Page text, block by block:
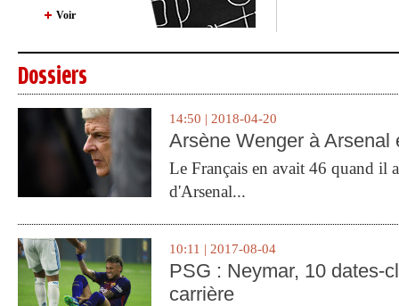
Voir
Dossiers
14:50 | 2018-04-20
Arsène Wenger à Arsenal
Le Français en avait 46 quand il
d'Arsenal...
10:11 | 2017-08-04
PSG : Neymar, 10 dates-
carrière